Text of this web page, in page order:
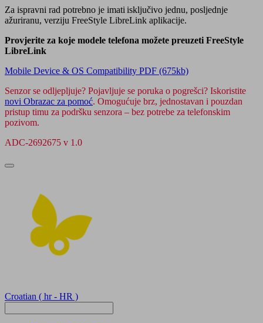
Za ispravni rad potrebno je imati isključivo jednu, posljednje
ažuriranu, verziju FreeStyle LibreLink aplikacije.
Provjerite za koje modele telefona možete preuzeti FreeStyle
LibreLink
Mobile Device & OS Compatibility PDF (675kb)
Senzor se odljepljuje? Pojavljuje se poruka o pogrešci? Iskoristite
novi Obrazac za pomoć. Omogućuje brz, jednostavan i pouzdan
pristup timu za podršku senzora – bez potrebe za telefonskim
pozivom.
ADC-2692675 v 1.0
Croatian ( hr - HR )